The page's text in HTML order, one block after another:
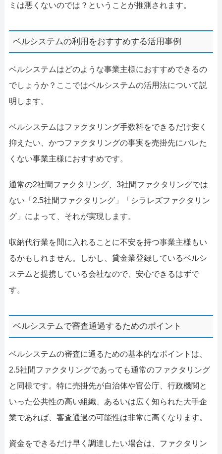
ミは悪くないのでは？ということが推測されます。
ベルシステムの利用をおすすめする活用事例
ベルシステムはどのような事業主様におすすめできるの
でしょうか？ここではベルシステムの活用法について説
明します。
ベルシステムはファクタリング手数料をできるだけ安く
抑えたい、かつファクタリングの事実を売掛先にバレた
くない事業主様におすすめです。
通常の2社間ファクタリング、3社間ファクタリングでは
ない「2.5社間ファクタリング」「シラレズファクタリン
グ」によって、それが実現します。
収納代行業を間に入れることに不安を持つ事業主様もい
るかもしれません。しかし、貸金業登録しているベルシ
ステムと提携している会社なので、安心できるはずで
す。
ベルシステムで審査通過するためのポイント
ベルシステムの審査に通るための基本的なポイントは、
2.5社間ファクタリングであっても通常のファクタリング
と同様です。特に売掛先が自治体や官公庁、行政機関と
いった公共性の高い組織、あるいは広く知られた大手企
業であれば、審査通過の可能性は非常に高くなります。
資金をできるだけ早く調達したい場合は、ファクタリン